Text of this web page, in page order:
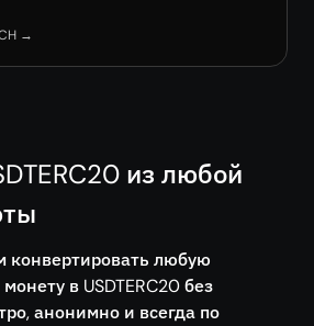
→
из любой
конвертировать любую
в USDTERC20 без
анонимно и всегда по